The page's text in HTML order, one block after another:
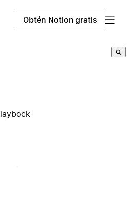
Obtén Notion gratis